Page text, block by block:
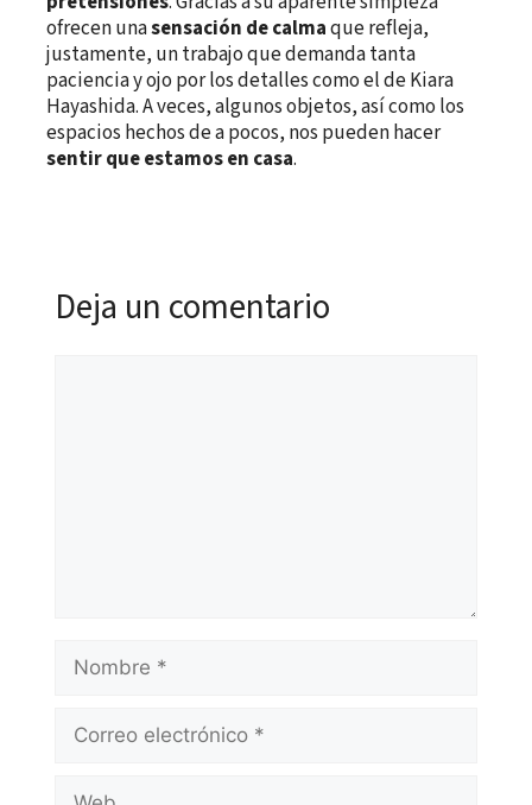
ofrecen unasensación de calmaque refleja,
justamente, un trabajo que demanda tanta
paciencia y ojo por los detalles como el de Kiara
Hayashida. A veces, algunos objetos, así como los
espacios hechos de a pocos, nos pueden hacer
sentir que estamos en casa.
Deja un comentario
Nombre
Correo
electrónico
Web